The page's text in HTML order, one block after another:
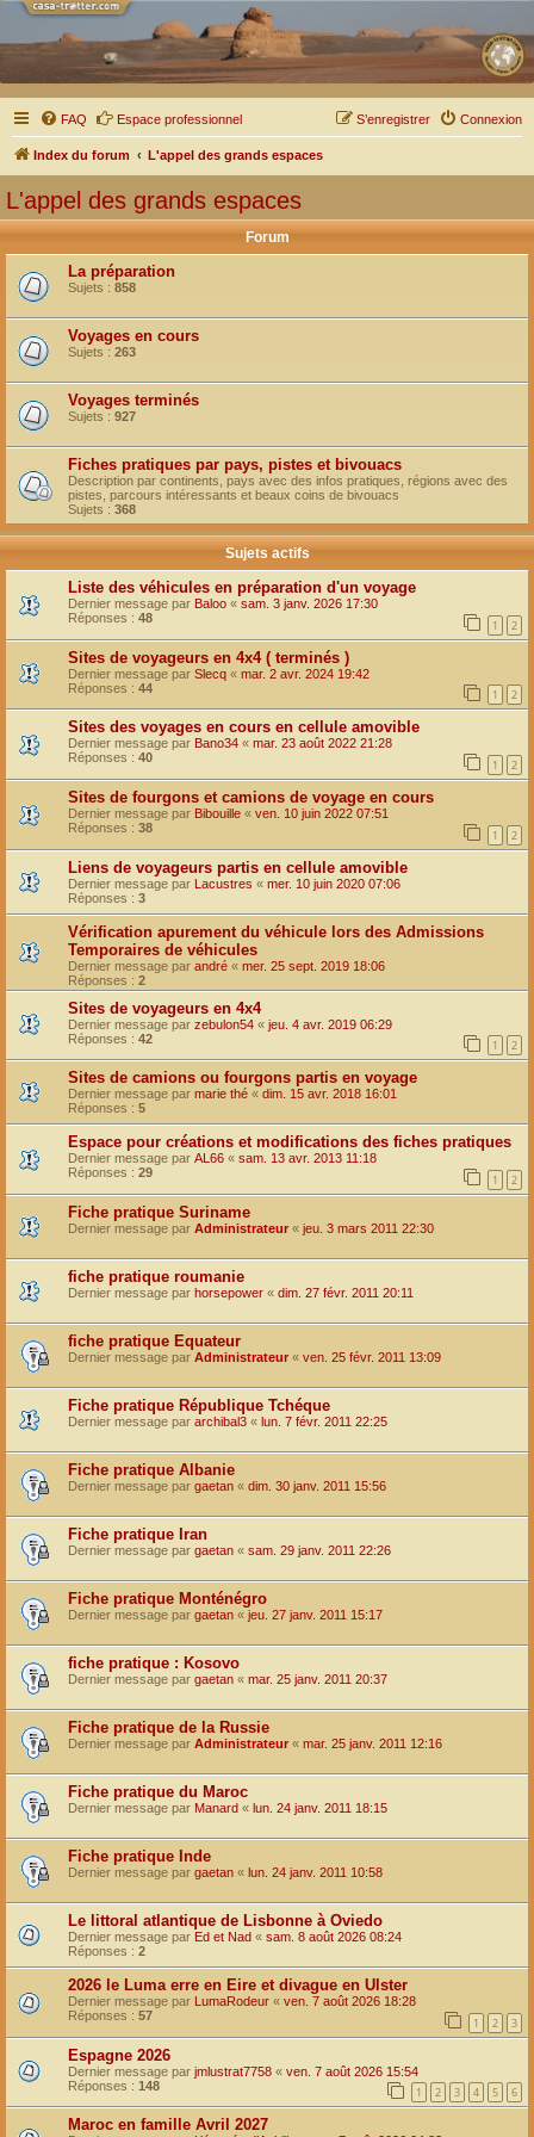
FAQ Espace professionnel Connexion
S’enregistrer
Index du forum L'appel des grands espaces
L'appel des grands espaces
Forum
La préparation
Sujets : 858
Voyages en cours
Sujets : 263
Voyages terminés
Sujets : 927
Fiches pratiques par pays, pistes et bivouacs
Description par continents, pays avec des infos pratiques, régions avec des
pistes, parcours intéressants et beaux coins de bivouacs
Sujets : 368
Sujets actifs
Liste des véhicules en préparation d'un voyage
Dernier message par Baloo « sam. 3 janv. 2026 17:30
Réponses : 48 1 2
Sites de voyageurs en 4x4 ( terminés )
Dernier message par Slecq « mar. 2 avr. 2024 19:42
Réponses : 44 1 2
Sites des voyages en cours en cellule amovible
Dernier message par Bano34 « mar. 23 août 2022 21:28
Réponses : 40 1 2
Sites de fourgons et camions de voyage en cours
Dernier message par Bibouille « ven. 10 juin 2022 07:51
Réponses : 38 1 2
Liens de voyageurs partis en cellule amovible
Dernier message par Lacustres « mer. 10 juin 2020 07:06
Réponses : 3
Vérification apurement du véhicule lors des Admissions
Temporaires de véhicules
Dernier message par andré « mer. 25 sept. 2019 18:06
Réponses : 2
Sites de voyageurs en 4x4
Dernier message par zebulon54 « jeu. 4 avr. 2019 06:29
Réponses : 42 1 2
Sites de camions ou fourgons partis en voyage
Dernier message par marie thé « dim. 15 avr. 2018 16:01
Réponses : 5
Espace pour créations et modifications des fiches pratiques
Dernier message par AL66 « sam. 13 avr. 2013 11:18
Réponses : 29 1 2
Fiche pratique Suriname
Dernier message par Administrateur « jeu. 3 mars 2011 22:30
fiche pratique roumanie
Dernier message par horsepower « dim. 27 févr. 2011 20:11
fiche pratique Equateur
Dernier message par Administrateur « ven. 25 févr. 2011 13:09
Fiche pratique République Tchéque
Dernier message par archibal3 « lun. 7 févr. 2011 22:25
Fiche pratique Albanie
Dernier message par gaetan « dim. 30 janv. 2011 15:56
Fiche pratique Iran
Dernier message par gaetan « sam. 29 janv. 2011 22:26
Fiche pratique Monténégro
Dernier message par gaetan « jeu. 27 janv. 2011 15:17
fiche pratique : Kosovo
Dernier message par gaetan « mar. 25 janv. 2011 20:37
Fiche pratique de la Russie
Dernier message par Administrateur « mar. 25 janv. 2011 12:16
Fiche pratique du Maroc
Dernier message par Manard « lun. 24 janv. 2011 18:15
Fiche pratique Inde
Dernier message par gaetan « lun. 24 janv. 2011 10:58
Le littoral atlantique de Lisbonne à Oviedo
Dernier message par Ed et Nad « sam. 8 août 2026 08:24
Réponses : 2
2026 le Luma erre en Eire et divague en Ulster
Dernier message par LumaRodeur « ven. 7 août 2026 18:28
Réponses : 57 1 2 3
Espagne 2026
Dernier message par jmlustrat7758 « ven. 7 août 2026 15:54
Réponses : 148 1 2 3 4 5 6
Maroc en famille Avril 2027